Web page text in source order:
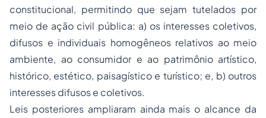
constitucional, permitindo que sejam tutelados por
meio de ação civil pública: a) os interesses coletivos,
difusos e individuais homogêneos relativos ao meio
ambiente, ao consumidor e ao patrimônio artístico,
histórico, estético, paisagístico e turístico; e, b) outros
interesses difusos e coletivos.
Leis posteriores ampliaram ainda mais o alcance da